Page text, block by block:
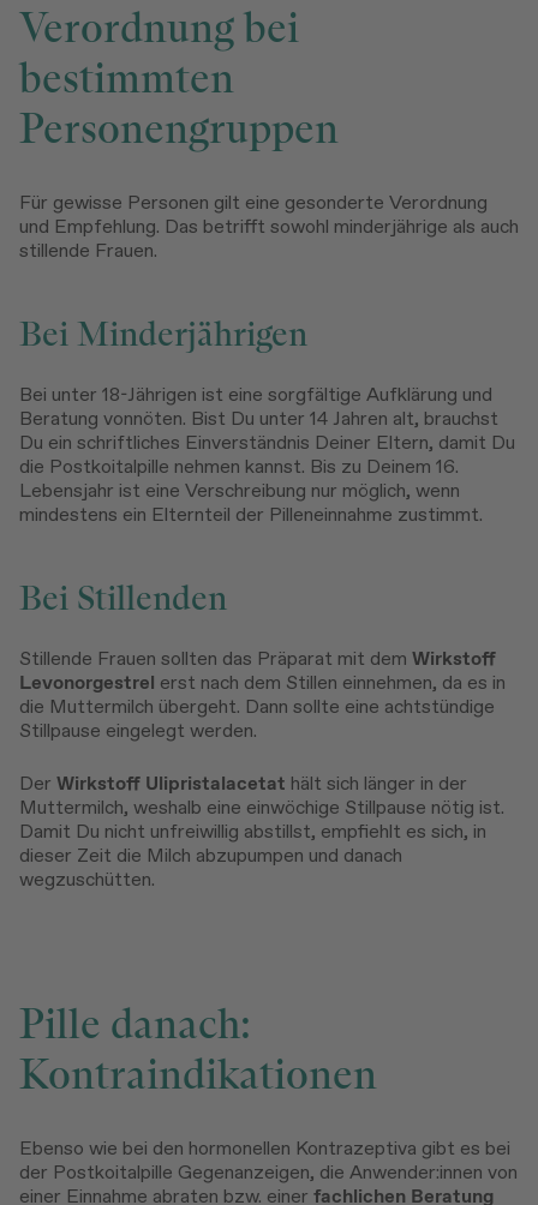
Verordnung bei
bestimmten
Personengruppen
Für gewisse Personen gilt eine gesonderte Verordnung
und Empfehlung. Das betrifft sowohl minderjährige als auch
stillende Frauen.
Bei Minderjährigen
Bei unter 18-Jährigen ist eine sorgfältige Aufklärung und
Beratung vonnöten. Bist Du unter 14 Jahren alt, brauchst
Du ein schriftliches Einverständnis Deiner Eltern, damit Du
die Postkoitalpille nehmen kannst. Bis zu Deinem 16.
Lebensjahr ist eine Verschreibung nur möglich, wenn
mindestens ein Elternteil der Pilleneinnahme zustimmt.
Bei Stillenden
Stillende Frauen sollten das Präparat mit dem Wirkstoff
Levonorgestrel erst nach dem Stillen einnehmen, da es in
die Muttermilch übergeht. Dann sollte eine achtstündige
Stillpause eingelegt werden.
Der Wirkstoff Ulipristalacetat hält sich länger in der
Muttermilch, weshalb eine einwöchige Stillpause nötig ist.
Damit Du nicht unfreiwillig abstillst, empfiehlt es sich, in
dieser Zeit die Milch abzupumpen und danach
wegzuschütten.
Pille danach:
Kontraindikationen
Ebenso wie bei den hormonellen Kontrazeptiva gibt es bei
der Postkoitalpille Gegenanzeigen, die Anwender:innen von
einer Einnahme abraten bzw. einer fachlichen Beratung